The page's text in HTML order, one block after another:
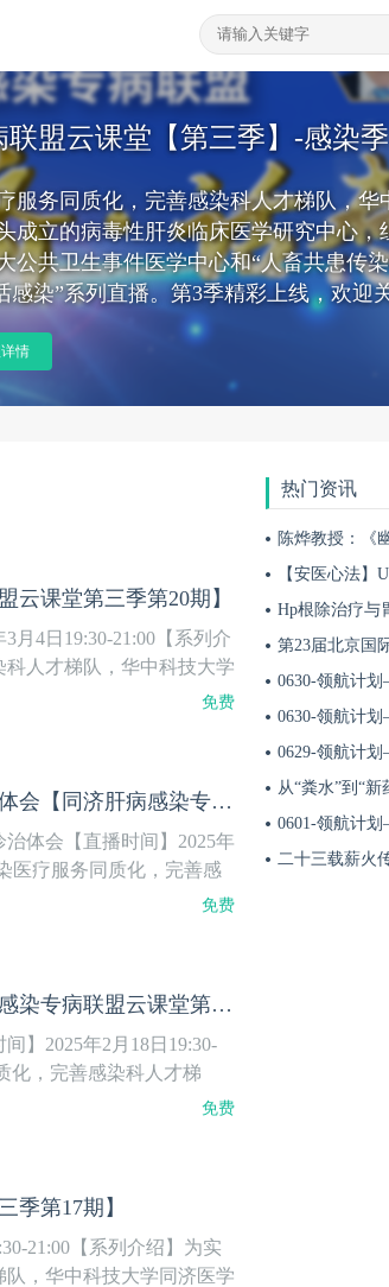
联盟云课堂【第三季】-感染季
服务同质化，完善感染科人才梯队，华
成立的病毒性肝炎临床医学研究中心
公共卫生事件医学中心和“人畜共患传
感染”系列直播。第3季精彩上线，欢迎
情
云课堂第三季第20期】
月4日19:30-21:00【系列介
人才梯队，华中科技大学
临床医学研究中心，组建
免费
消失的血细胞——发热伴全血细胞减少的诊治体会【同济肝病感染专病联盟云课堂第三季第19期】
体会【直播时间】2025年
医疗服务同质化，完善感
感染科牵头成立的病毒性
免费
拨云见日——发热伴多浆膜腔积液【同济肝病感染专病联盟云课堂第三季第18期】
】2025年2月18日19:30-
化，完善感染科人才梯
成立的病毒性肝炎临床医
免费
季第17期】
21:00【系列介绍】为实
，华中科技大学同济医学
热门资讯